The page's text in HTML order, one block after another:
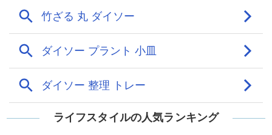
ライフスタイルの人気ランキング